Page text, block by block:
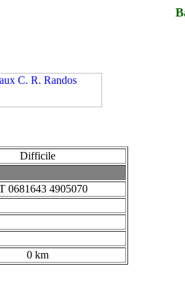
Difficile
0681643 4905070
0 km